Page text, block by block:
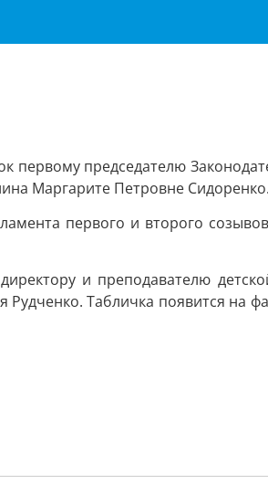
председателю
Маргарите Петровне Сидоренко.
первого и второго
и преподавателю
Табличка появится на